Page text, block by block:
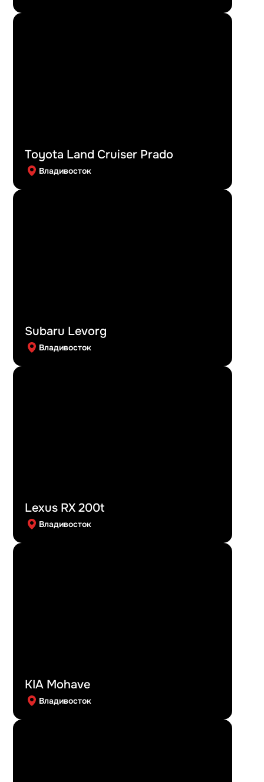
Toyota Land Cruiser Prado
Владивосток
Subaru Levorg
Владивосток
Lexus RX 200t
Владивосток
KIA Mohave
Владивосток